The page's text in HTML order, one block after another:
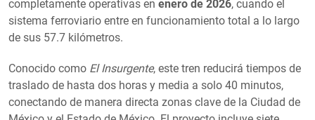
completamente operativas en enero de 2026, cuando el
sistema ferroviario entre en funcionamiento total a lo largo
de sus 57.7 kilómetros.
Conocido como El Insurgente, este tren reducirá tiempos de
traslado de hasta dos horas y media a solo 40 minutos,
conectando de manera directa zonas clave de la Ciudad de